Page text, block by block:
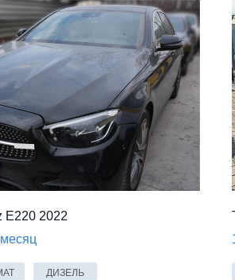
E220 2022
ДИЗЕЛЬ